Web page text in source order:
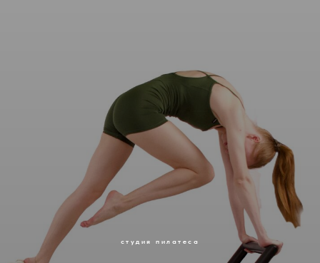
студия пилатеса